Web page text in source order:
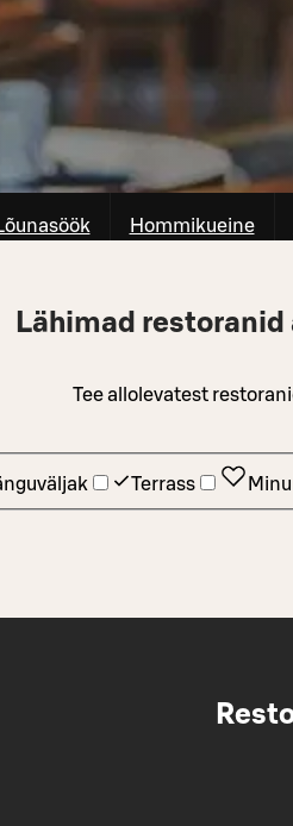
Hommikueine
Lähimad
Tee allolevatest
Terrass